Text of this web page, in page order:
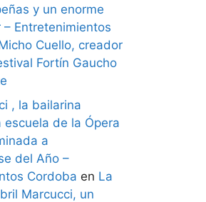
y un enorme
Entretenimientos
Cuello, creador
Fortín Gaucho
, la bailarina
escuela de la Ópera
a
del Año –
Cordoba en La
Marcucci, un